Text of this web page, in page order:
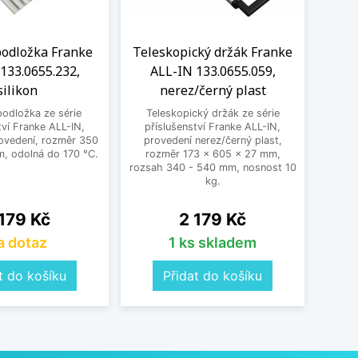
Franke
ze série
Franke ALL-IN,
rozměr 350
odolná do 170 °C.
Kč
dotaz
do košíku
Teleskopický držák Franke
ALL-IN 133.0655.059,
nerez/černý plast
Teleskopický držák ze série
příslušenství Franke ALL-IN,
provedení nerez/černý plast,
rozměr 173 × 605 × 27 mm,
rozsah 340 - 540 mm, nosnost 10
kg.
Cena
2 179 Kč
1 ks skladem
Přidat do košíku